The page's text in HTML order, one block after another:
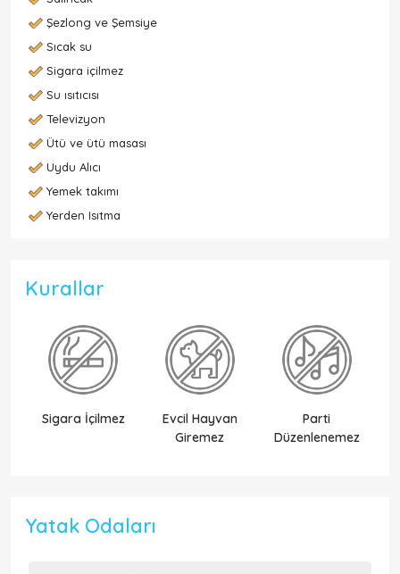
Şezlong ve Şemsiye
Sıcak su
Sigara içilmez
Su ısıtıcısı
Televizyon
Ütü ve ütü masası
Uydu Alıcı
Yemek takımı
Yerden Isıtma
Kurallar
Sigara İçilmez
Evcil Hayvan
Giremez
Parti
Düzenlenemez
Yatak Odaları